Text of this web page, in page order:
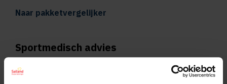
Naar pakketvergelijker
Sportmedisch advies